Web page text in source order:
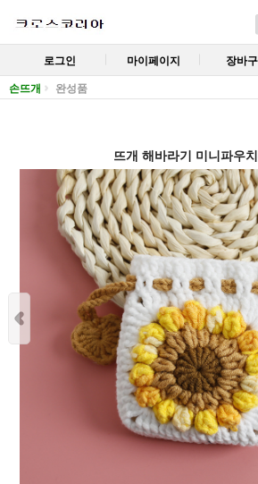
로그인 마이페이지 장바
손뜨개 완성품
뜨개 해바라기 미니파우